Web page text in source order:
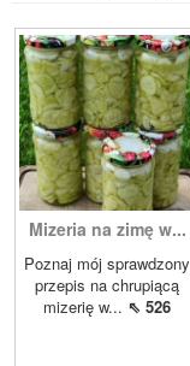
Mizeria na zimę w...
Poznaj mój sprawdzony
przepis na chrupiącą
mizerię w... ⇖ 526